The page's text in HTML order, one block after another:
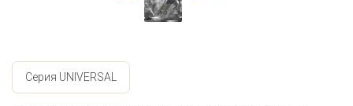
Серия UNIVERSAL